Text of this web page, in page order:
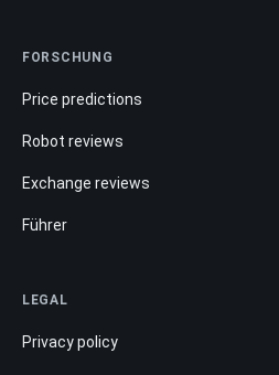
FORSCHUNG
Price predictions
Robot reviews
Exchange reviews
Führer
LEGAL
Privacy policy